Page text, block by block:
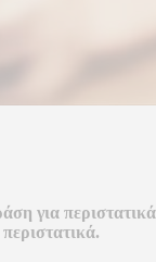
για περιστατικά